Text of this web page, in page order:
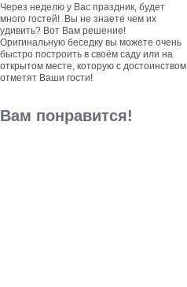
Через неделю у Вас праздник, будет
много гостей! Вы не знаете чем их
удивить? Вот Вам решение!
Оригинальную беседку вы можете очень
быстро построить в своём саду или на
открытом месте, которую с достоинством
отметят Ваши гости!
Вам понравится!